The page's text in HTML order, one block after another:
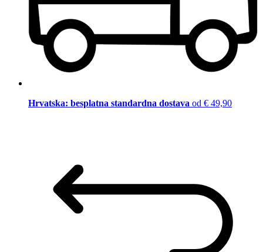
Hrvatska: besplatna standardna dostava od € 49,90